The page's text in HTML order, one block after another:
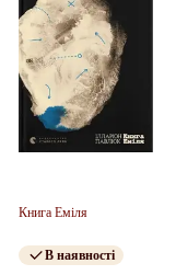
Книга Еміля
В наявності